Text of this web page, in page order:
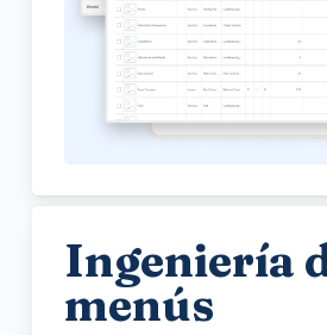
Ingeniería
menús